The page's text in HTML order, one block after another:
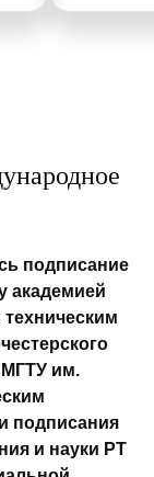
подписание
академией
МГТУ им.
подписания
и науки РТ